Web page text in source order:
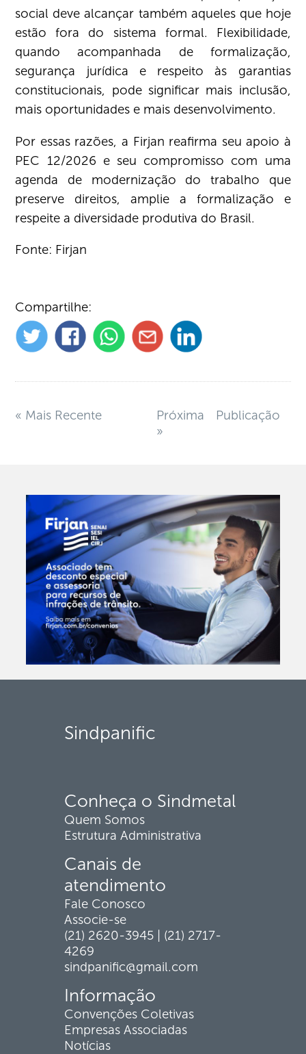
social deve alcançar também aqueles que hoje
estão fora do sistema formal. Flexibilidade,
quando acompanhada de formalização,
segurança jurídica e respeito às garantias
constitucionais, pode significar mais inclusão,
mais oportunidades e mais desenvolvimento.
Por essas razões, a Firjan reafirma seu apoio à
PEC 12/2026 e seu compromisso com uma
agenda de modernização do trabalho que
preserve direitos, amplie a formalização e
respeite a diversidade produtiva do Brasil.
Fonte: Firjan
Compartilhe:
« Mais Recente
Próxima Publicação
»
Sindpanific
Conheça o Sindmetal
Quem Somos
Estrutura Administrativa
Canais de
atendimento
Fale Conosco
Associe-se
(21) 2620-3945 | (21) 2717-
4269
sindpanific@gmail.com
Informação
Convenções Coletivas
Empresas Associadas
Notícias